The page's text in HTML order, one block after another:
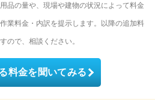
品の量や、現場や建物の状況によって料金
業料金・内訳を提示します。以降の追加料
ので、相談ください。
料金を聞いてみる